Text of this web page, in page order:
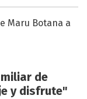
de
y disfrute"